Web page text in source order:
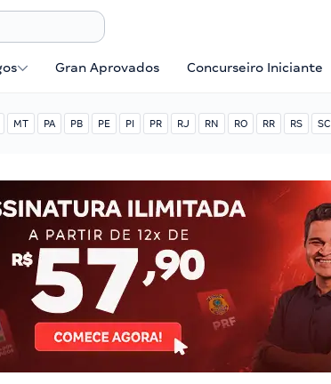
Gran Aprovados Concurseiro Iniciante
MT PA PB PE PI PR RJ RN RO RR RS SC